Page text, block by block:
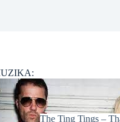
The Ting Tings –